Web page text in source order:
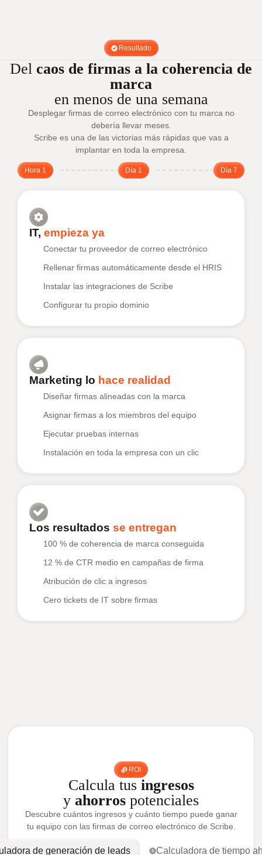
Resultado
Del caos de firmas a la coherencia de
marca
en menos de una semana
Desplegar firmas de correo electrónico con tu marca no
debería llevar meses.
Scribe es una de las victorias más rápidas que vas a
implantar en toda la empresa.
Hora 1 Día 1 Día 7
IT, empieza ya
Conectar tu proveedor de correo electrónico
Rellenar firmas automáticamente desde el HRIS
Instalar las integraciones de Scribe
Configurar tu propio dominio
Marketing lo hace realidad
Diseñar firmas alineadas con la marca
Asignar firmas a los miembros del equipo
Ejecutar pruebas internas
Instalación en toda la empresa con un clic
Los resultados se entregan
100 % de coherencia de marca conseguida
12 % de CTR medio en campañas de firma
Atribución de clic a ingresos
Cero tickets de IT sobre firmas
ROI
Calcula tus ingresos
y ahorros potenciales
Descubre cuántos ingresos y cuánto tiempo puede ganar
tu equipo con las firmas de correo electrónico de Scribe.
de generación de leads Calculadora de tiempo